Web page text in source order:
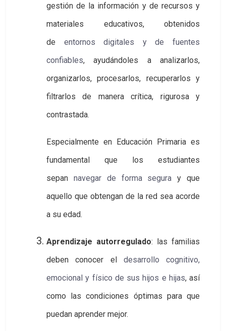
gestión de la información y de recursos y
materiales educativos, obtenidos
de entornos digitales y de fuentes
confiables, ayudándoles a analizarlos,
organizarlos, procesarlos, recuperarlos y
filtrarlos de manera crítica, rigurosa y
contrastada.
Especialmente en Educación Primaria es
fundamental que los estudiantes
sepan navegar de forma segura y que
aquello que obtengan de la red sea acorde
a su edad.
Aprendizaje autorregulado: las familias
deben conocer el desarrollo cognitivo,
emocional y físico de sus hijos e hijas, así
como las condiciones óptimas para que
puedan aprender mejor.